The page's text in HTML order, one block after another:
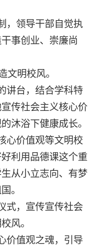
，领导干部自觉执
事创业、崇廉尚
文明校风。
讲台，结合学科特
传社会主义核心价
沐浴下健康成长。
心价值观等文明校
利用品德课这个重
从小立志向、有梦
。
式，宣传宣传社会
风。
价值观之魂，引导